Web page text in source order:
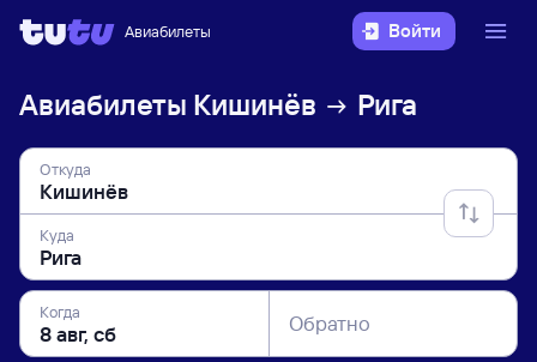
Авиабилеты Войти
Авиабилеты Кишинёв Рига
Откуда
Куда
Когда Обратно